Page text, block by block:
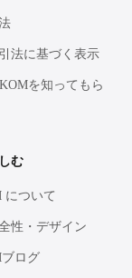
法に基づく表示
を知ってもら
む
について
性・デザイン
ログ